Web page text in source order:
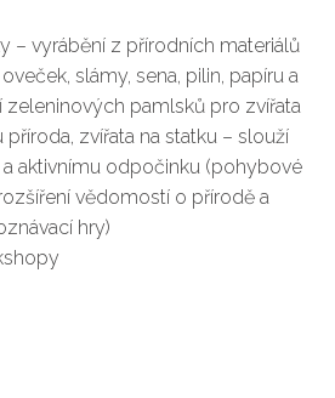
– vyrábění z přírodních materiálů
slámy, sena, pilin, papíru a
zeleninových pamlsků pro zvířata
příroda, zvířata na statku – slouží
a aktivnímu odpočinku (pohybové
vědomostí o přírodě a
hry)